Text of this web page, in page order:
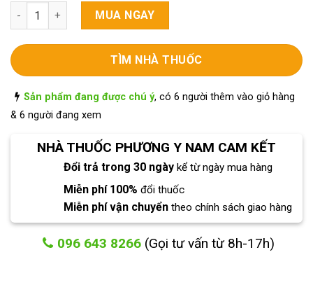
Trà Xạ Đen Hộp 30 túi 3g MD Queens số lượng
MUA NGAY
TÌM NHÀ THUỐC
Sản phẩm đang được chú ý, có 6 người thêm vào giỏ hàng
& 6 người đang xem
NHÀ THUỐC PHƯƠNG Y NAM CAM KẾT
Đổi trả trong 30 ngày kể từ ngày mua hàng
Miễn phí 100% đổi thuốc
Miễn phí vận chuyển theo chính sách giao hàng
096 643 8266 (Gọi tư vấn từ 8h-17h)